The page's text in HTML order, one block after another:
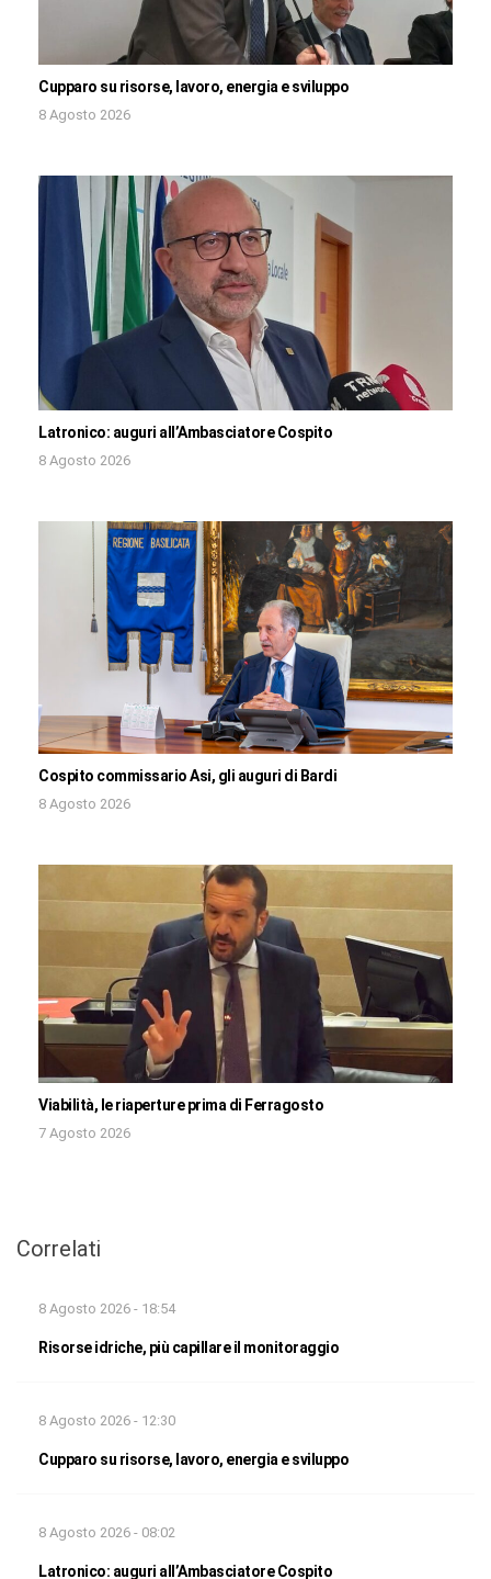
Cupparo su risorse, lavoro, energia e sviluppo
8 Agosto 2026
Latronico: auguri all’Ambasciatore Cospito
8 Agosto 2026
Cospito commissario Asi, gli auguri di Bardi
8 Agosto 2026
Viabilità, le riaperture prima di Ferragosto
7 Agosto 2026
Correlati
8 Agosto 2026 - 18:54
Risorse idriche, più capillare il monitoraggio
8 Agosto 2026 - 12:30
Cupparo su risorse, lavoro, energia e sviluppo
8 Agosto 2026 - 08:02
Latronico: auguri all’Ambasciatore Cospito